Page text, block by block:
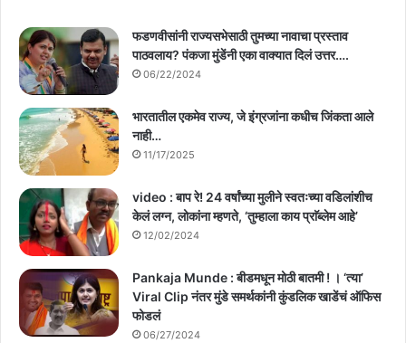
फडणवीसांनी राज्यसभेसाठी तुमच्या नावाचा प्रस्ताव
पाठवलाय? पंकजा मुंडेंनी एका वाक्यात दिलं उत्तर….
06/22/2024
भारतातील एकमेव राज्य, जे इंग्रजांना कधीच जिंकता आले
नाही…
11/17/2025
video : बाप रे! 24 वर्षांच्या मुलीने स्वतःच्या वडिलांशीच
केलं लग्न, लोकांना म्हणते, ‘तुम्हाला काय प्राॅब्लेम आहे’
12/02/2024
Pankaja Munde : बीडमधून मोठी बातमी ! । ‘त्या’
Viral Clip नंतर मुंडे समर्थकांनी कुंडलिक खाडेंचं ऑफिस
फोडलं
06/27/2024